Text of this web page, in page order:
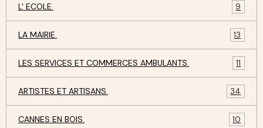
L' ECOLE. 9
LA MAIRIE. 13
LES SERVICES ET COMMERCES AMBULANTS. 11
ARTISTES ET ARTISANS. 34
CANNES EN BOIS. 10